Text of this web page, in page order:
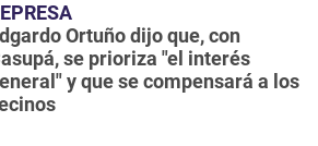
Ortuño dijo que, con
se prioriza "el interés
y que se compensará a los